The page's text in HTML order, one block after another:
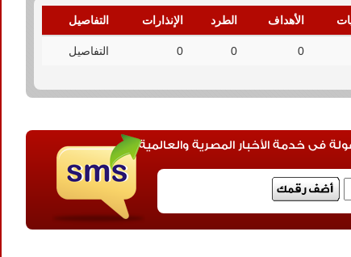
الأهداف الطرد الإنذارات التفاصيل
0
0
0 التفاصيل
فى خدمة الأخبار المصرية والعالمية